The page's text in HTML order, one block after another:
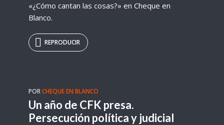
«¿Cómo cantan las cosas?» en Cheque en
Blanco.
REPRODUCIR
PORCHEQUE EN BLANCO
Un año de CFK presa.
Persecución política y judicial